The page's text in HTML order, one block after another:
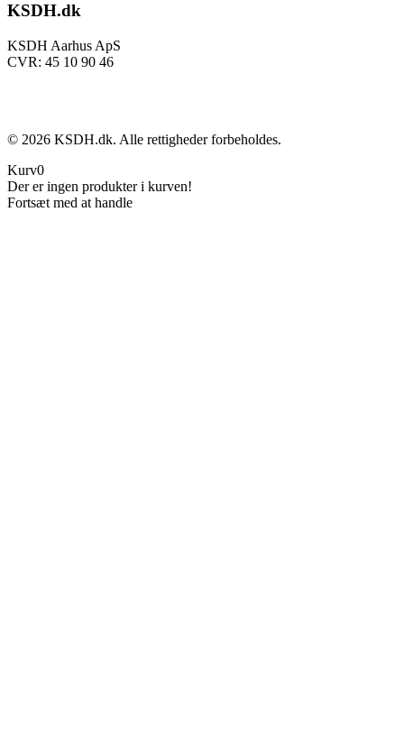
KSDH.dk
KSDH Aarhus ApS
CVR: 45 10 90 46
© 2026 KSDH.dk. Alle rettigheder forbeholdes.
Kurv0
Der er ingen produkter i kurven!
Fortsæt med at handle